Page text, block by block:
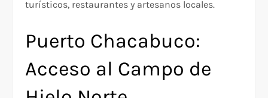
turísticos, restaurantes y artesanos locales.
Puerto Chacabuco:
Acceso al Campo de